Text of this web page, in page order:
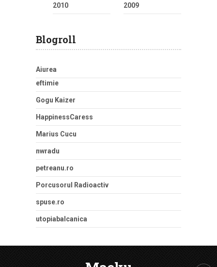
2010 2009
Blogroll
Aiurea
eftimie
Gogu Kaizer
HappinessCaress
Marius Cucu
nwradu
petreanu.ro
Porcusorul Radioactiv
spuse.ro
utopiabalcanica